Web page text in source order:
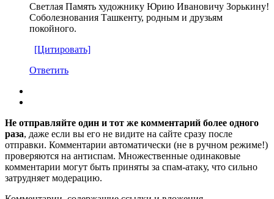
Светлая Память художнику Юрию Ивановичу Зорькину!
Соболезнования Ташкенту, родным и друзьям
покойного.
[Цитировать]
Ответить
Не отправляйте один и тот же комментарий более одного
раза, даже если вы его не видите на сайте сразу после
отправки. Комментарии автоматически (не в ручном режиме!)
проверяются на антиспам. Множественные одинаковые
комментарии могут быть приняты за спам-атаку, что сильно
затрудняет модерацию.